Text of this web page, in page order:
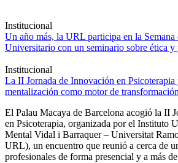
Institucional
Un año más, la URL participa en la Semana
Universitario con un seminario sobre ética y
Institucional
La II Jornada de Innovación en
mentalización como motor de
El Palau Macaya de Barcelona acogió la II
en Psicoterapia, organizada por el Instituto
Mental Vidal i Barraquer – Universitat
URL), un encuentro que reunió a cerca de
profesionales de forma presencial y a más